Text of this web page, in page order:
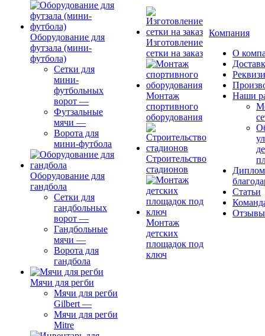
Оборудование для
футзала (мини-
футбола)
Сетки для
мини-
футбольных
ворот —
Футзальные
мячи —
Ворота для
мини-футбола
Оборудование для
гандбола
Сетки для
гандбольных
ворот —
Гандбольные
мячи —
Ворота для
гандбола
Мячи для регби
Мячи для регби
Gilbert —
Мячи для регби
Mitre
Изготовление
сетки на заказ
Монтаж
спортивного
оборудования
Строительство
стадионов
Монтаж
детских
площадок под
ключ
Компания
О
Наши
Статьи
Отзывы